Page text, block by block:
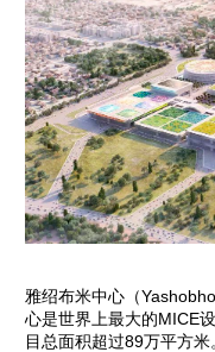
雅绍布米中心（
心是世界上最大的MICE
目总面积超过89万平方